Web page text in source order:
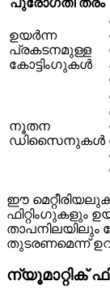
പുരോഗതി തരം
ഉയർന്ന
പ്രകടനമുള്ള
കോട്ടിംഗുകൾ
നൂതന
ഡിസൈനുകൾ
ഈ
ഫിറ്റിംഗുകളും
തുടരണമെന്ന്
ന്യൂമാറ്റിക്